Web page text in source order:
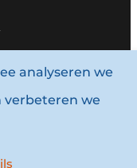
analyseren we
verbeteren we